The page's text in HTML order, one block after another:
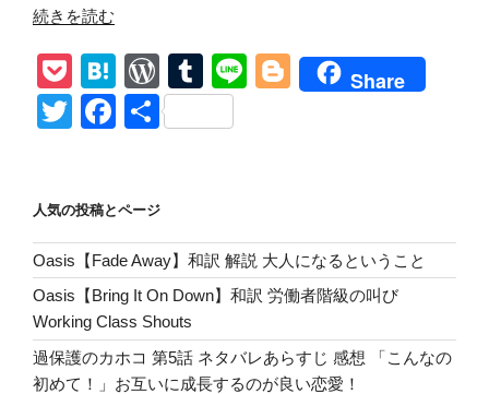
“【Edie
New
Bohemians/A
Fall】
和
訳
『7
月
4
続きを読む
P
o
ck
H
at
e
a
W
or
d
e
ss
T
u
m
Li
Bl
Share
T
er
F
e
b
o
o
k
共
人気の投稿とページ
Oasis【Fade Away】和訳 解説 大人になるということ
Oasis【Bring It On Down】和訳 労働者階級の叫び
Working Class Shouts
過保護のカホコ 第5話 ネタバレあらすじ 感想 「こんなの
初めて！」お互いに成長するのが良い恋愛！